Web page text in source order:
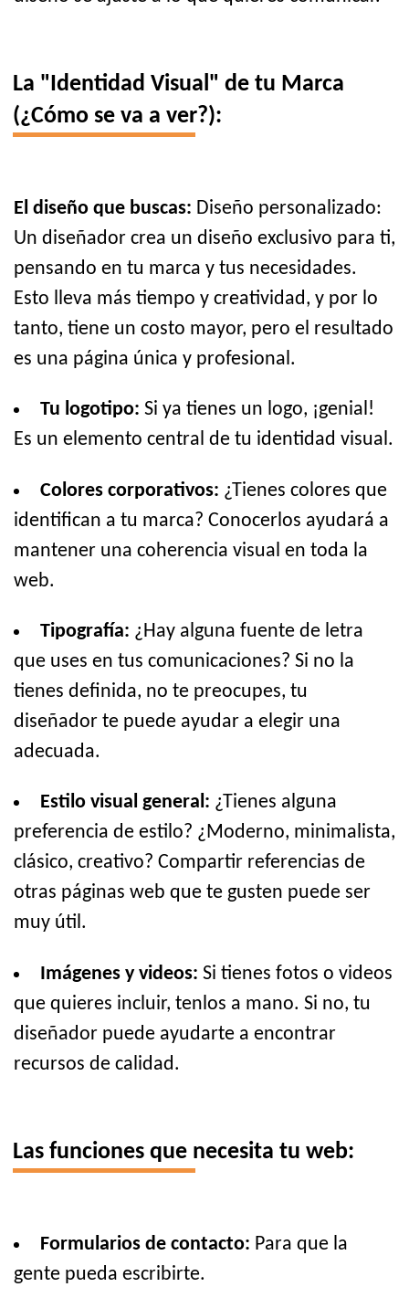
La "Identidad Visual" de tu Marca
(¿Cómo se va a ver?):
El diseño que buscas: Diseño personalizado:
Un diseñador crea un diseño exclusivo para ti,
pensando en tu marca y tus necesidades.
Esto lleva más tiempo y creatividad, y por lo
tanto, tiene un costo mayor, pero el resultado
es una página única y profesional.
Tu logotipo: Si ya tienes un logo, ¡genial!
Es un elemento central de tu identidad visual.
Colores corporativos: ¿Tienes colores que
identifican a tu marca? Conocerlos ayudará a
mantener una coherencia visual en toda la
web.
Tipografía: ¿Hay alguna fuente de letra
que uses en tus comunicaciones? Si no la
tienes definida, no te preocupes, tu
diseñador te puede ayudar a elegir una
adecuada.
Estilo visual general: ¿Tienes alguna
preferencia de estilo? ¿Moderno, minimalista,
clásico, creativo? Compartir referencias de
otras páginas web que te gusten puede ser
muy útil.
Imágenes y videos: Si tienes fotos o videos
que quieres incluir, tenlos a mano. Si no, tu
diseñador puede ayudarte a encontrar
recursos de calidad.
Las funciones que necesita tu web:
Formularios de contacto: Para que la
gente pueda escribirte.